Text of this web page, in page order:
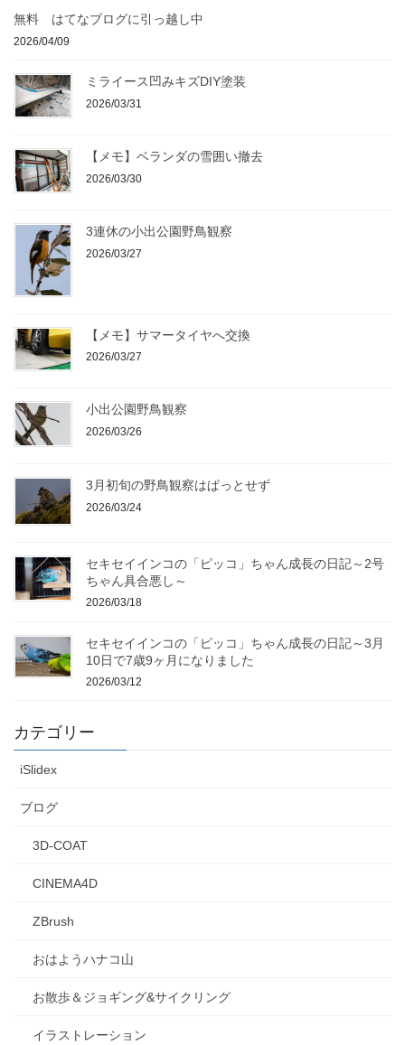
無料 はてなブログに引っ越し中
2026/04/09
ミライース凹みキズDIY塗装
2026/03/31
【メモ】ベランダの雪囲い撤去
2026/03/30
3連休の小出公園野鳥観察
2026/03/27
【メモ】サマータイヤへ交換
2026/03/27
小出公園野鳥観察
2026/03/26
3月初旬の野鳥観察はぱっとせず
2026/03/24
セキセイインコの「ピッコ」ちゃん成長の日記～2号
ちゃん具合悪し～
2026/03/18
セキセイインコの「ピッコ」ちゃん成長の日記～3月
10日で7歳9ヶ月になりました
2026/03/12
カテゴリー
iSlidex
ブログ
3D-COAT
CINEMA4D
ZBrush
おはようハナコ山
お散歩＆ジョギング&サイクリング
イラストレーション